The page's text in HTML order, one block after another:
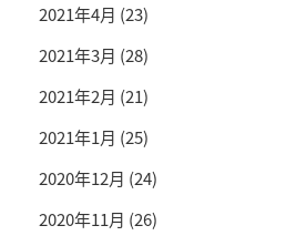
2021年4月 (23)
2021年3月 (28)
2021年2月 (21)
2021年1月 (25)
2020年12月 (24)
2020年11月 (26)